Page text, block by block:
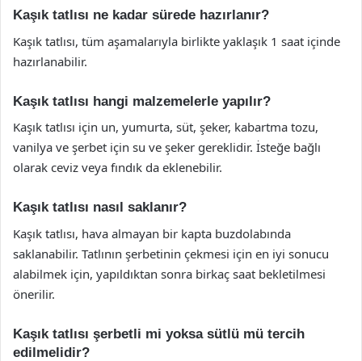
Kaşık tatlısı ne kadar sürede hazırlanır?
Kaşık tatlısı, tüm aşamalarıyla birlikte yaklaşık 1 saat içinde
hazırlanabilir.
Kaşık tatlısı hangi malzemelerle yapılır?
Kaşık tatlısı için un, yumurta, süt, şeker, kabartma tozu,
vanilya ve şerbet için su ve şeker gereklidir. İsteğe bağlı
olarak ceviz veya fındık da eklenebilir.
Kaşık tatlısı nasıl saklanır?
Kaşık tatlısı, hava almayan bir kapta buzdolabında
saklanabilir. Tatlının şerbetinin çekmesi için en iyi sonucu
alabilmek için, yapıldıktan sonra birkaç saat bekletilmesi
önerilir.
Kaşık tatlısı şerbetli mi yoksa sütlü mü tercih
edilmelidir?